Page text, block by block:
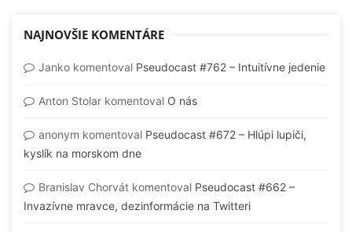
NAJNOVŠIE KOMENTÁRE
Janko komentoval Pseudocast #762 – Intuitívne jedenie
Anton Stolar komentoval O nás
anonym komentoval Pseudocast #672 – Hlúpi lupiči,
kyslík na morskom dne
Branislav Chorvát komentoval Pseudocast #662 –
Invazívne mravce, dezinformácie na Twitteri